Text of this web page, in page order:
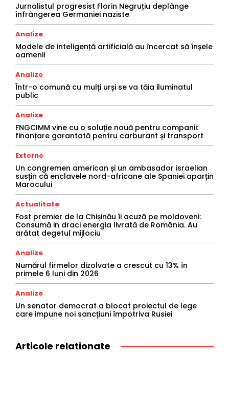
Jurnalistul progresist Florin Negruțiu deplânge
înfrângerea Germaniei naziste
Analize
Modele de inteligență artificială au încercat să înșele
oamenii
Analize
Într-o comună cu mulți urși se va tăia iluminatul
public
Analize
FNGCIMM vine cu o soluție nouă pentru companii:
finanțare garantată pentru carburant și transport
Externe
Un congremen american și un ambasador israelian
susțin că enclavele nord-africane ale Spaniei aparțin
Marocului
Actualitate
Fost premier de la Chișinău îi acuză pe moldoveni:
Consumă in draci energia livrată de România. Au
arătat degetul mijlociu
Analize
Numărul firmelor dizolvate a crescut cu 13% în
primele 6 luni din 2026
Analize
Un senator democrat a blocat proiectul de lege
care impune noi sancțiuni împotriva Rusiei
Articole relationate